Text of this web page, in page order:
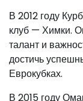
В 2012 году
клуб — Химки.
талант и
достичь
Еврокубках.
В 2015 году